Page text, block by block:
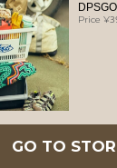
GO TO